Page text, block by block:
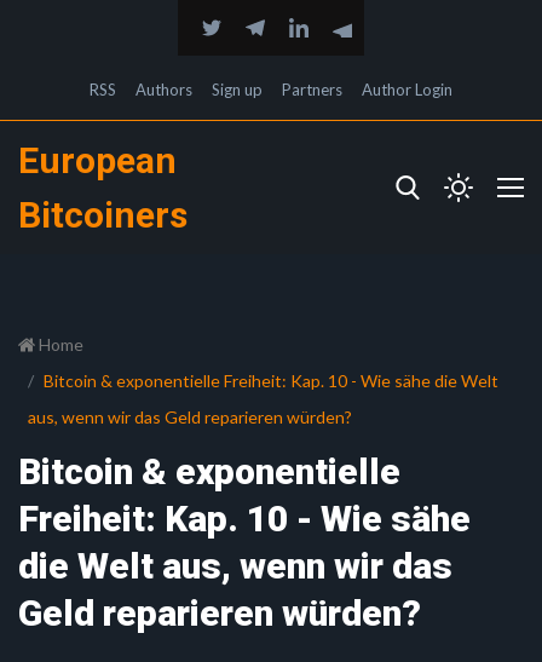
RSS Authors Sign up Partners Author Login
European
Bitcoiners
Home
Bitcoin & exponentielle Freiheit: Kap. 10 - Wie sähe die Welt
aus, wenn wir das Geld reparieren würden?
Bitcoin & exponentielle
Freiheit: Kap. 10 - Wie sähe
die Welt aus, wenn wir das
Geld reparieren würden?